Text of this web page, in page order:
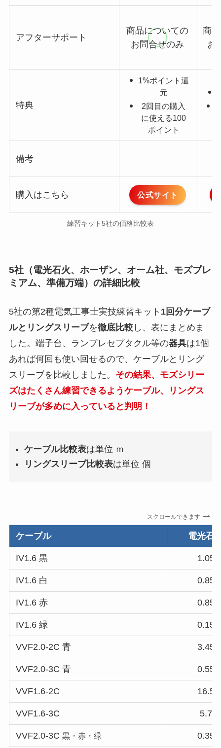
アフターサポート
商品についての
お問合せのみ
商
お
特典
1%ポイント還
元
2回目の購入
に使える100
ポイント
備考
購入はこちら 公式サイト
練習キット5社の価格比較表
5社（電光石火、ホーザン、オーム社、モズプレ
ミアム、準備万端）の詳細比較
5社の第2種電気工事士実技練習キット 1回分ケーブ
ルとリングスリーブを徹底比較し、表にまとめま
した。端子台、ランプレセプタクル等の器具は1個
あれば何回も使い回せるので、ケーブルとリング
スリーブを比較しました。 その結果、モズシリー
ズはたくさん練習できるようケーブル、リングス
リーブが多めに入っていると判明！
ケーブル比較表は単位 ｍ
リングスリーブ比較表は単位 個
スクロールできます
ケーブル 電光石
IV1.6 黒 1.05
IV1.6 白 0.85
IV1.6 赤 0.85
IV1.6 緑 0.15
VVF2.0-2C 青 3.45
VVF2.0-3C 青 0.55
VVF1.6-2C 16.5
VVF1.6-3C 5.7
VVF2.0-3C黒・赤・緑 0.35